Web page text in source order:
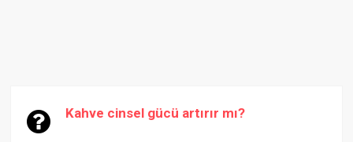
Kahve cinsel gücü artırır mı?